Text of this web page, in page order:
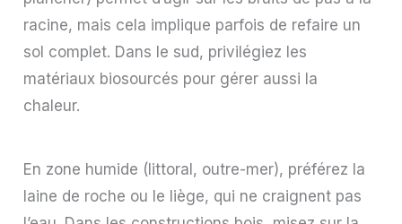
racine, mais cela implique parfois de refaire un
sol complet. Dans le sud, privilégiez les
matériaux biosourcés pour gérer aussi la
chaleur.
En zone humide (littoral, outre-mer), préférez la
laine de roche ou le liège, qui ne craignent pas